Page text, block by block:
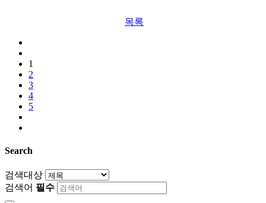
목록
1
2
3
4
5
Search
검색대상
검색어 필수